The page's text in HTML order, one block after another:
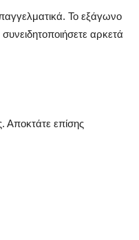
Το εξάγωνο
αρκετά
Αποκτάτε επίσης